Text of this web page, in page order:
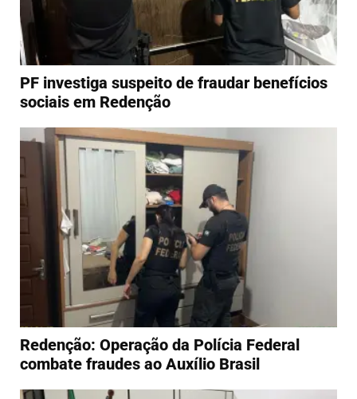
PF investiga suspeito de fraudar benefícios
sociais em Redenção
Redenção: Operação da Polícia Federal
combate fraudes ao Auxílio Brasil